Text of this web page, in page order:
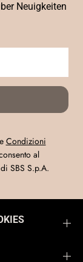
Neuigkeiten
Condizioni
al
SBS S.p.A.